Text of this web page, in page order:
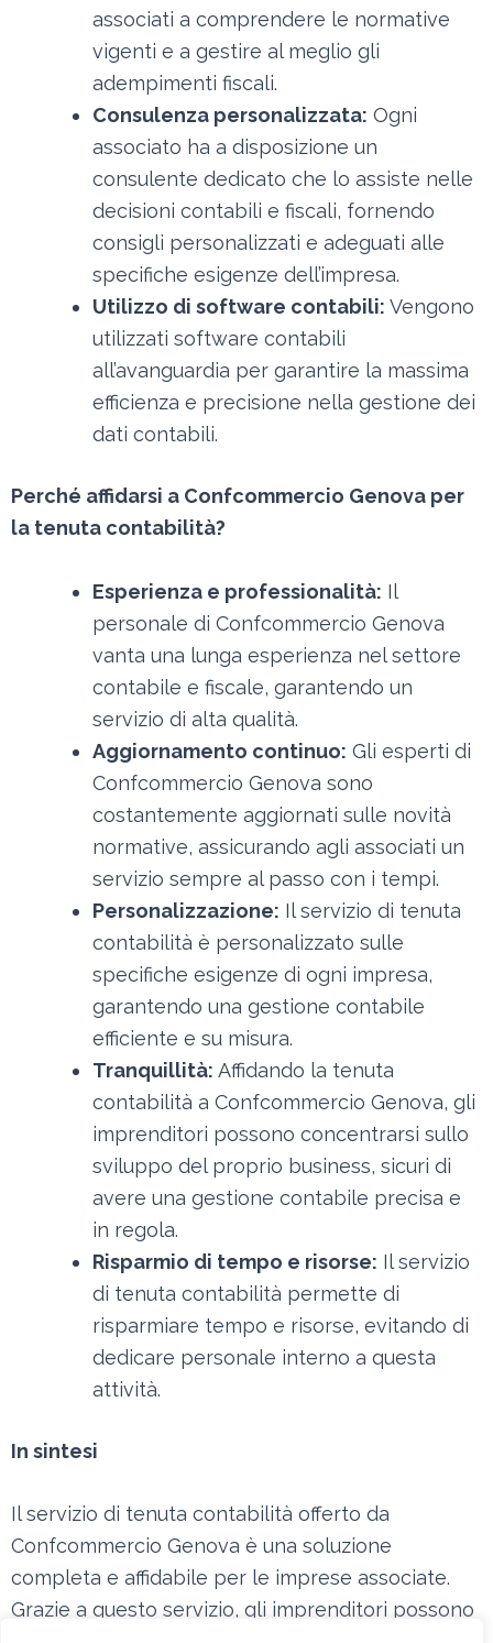
associati a comprendere le normative
vigenti e a gestire al meglio gli
adempimenti fiscali.
Consulenza personalizzata: Ogni
associato ha a disposizione un
consulente dedicato che lo assiste nelle
decisioni contabili e fiscali, fornendo
consigli personalizzati e adeguati alle
specifiche esigenze dell’impresa.
Utilizzo di software contabili: Vengono
utilizzati software contabili
all’avanguardia per garantire la massima
efficienza e precisione nella gestione dei
dati contabili.
Perché affidarsi a Confcommercio Genova per
la tenuta contabilità?
Esperienza e professionalità: Il
personale di Confcommercio Genova
vanta una lunga esperienza nel settore
contabile e fiscale, garantendo un
servizio di alta qualità.
Aggiornamento continuo: Gli esperti di
Confcommercio Genova sono
costantemente aggiornati sulle novità
normative, assicurando agli associati un
servizio sempre al passo con i tempi.
Personalizzazione: Il servizio di tenuta
contabilità è personalizzato sulle
specifiche esigenze di ogni impresa,
garantendo una gestione contabile
efficiente e su misura.
Tranquillità: Affidando la tenuta
contabilità a Confcommercio Genova, gli
imprenditori possono concentrarsi sullo
sviluppo del proprio business, sicuri di
avere una gestione contabile precisa e
in regola.
Risparmio di tempo e risorse: Il servizio
di tenuta contabilità permette di
risparmiare tempo e risorse, evitando di
dedicare personale interno a questa
attività.
In sintesi
Il servizio di tenuta contabilità offerto da
Confcommercio Genova è una soluzione
completa e affidabile per le imprese associate.
Grazie a questo servizio, gli imprenditori possono